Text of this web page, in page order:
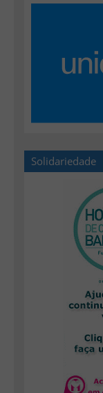
Solidariedade